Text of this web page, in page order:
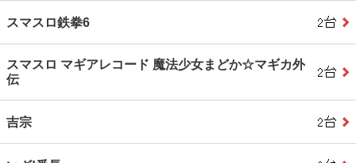
スマスロ鉄拳6
スマスロ マギアレコード 魔法少女まどか☆マギカ外
伝
吉宗